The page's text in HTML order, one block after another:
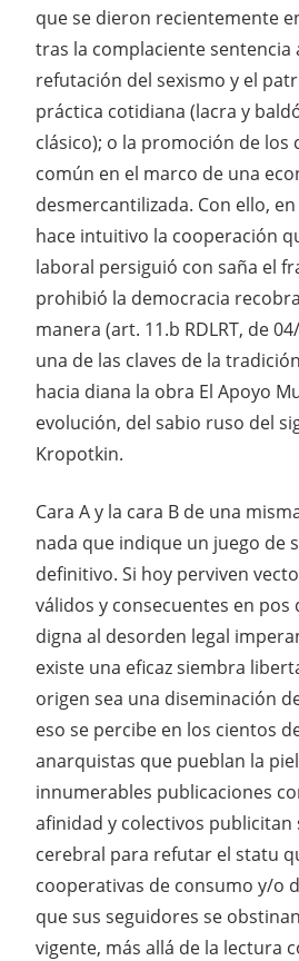
que se dieron recientemente
tras la complaciente sentencia
refutación del sexismo y el
práctica cotidiana (lacra y
clásico); o la promoción de los
común en el marco de una
desmercantilizada. Con ello,
hace intuitivo la cooperación
laboral persiguió con saña el
prohibió la democracia
manera (art. 11.b RDLRT, de
una de las claves de la
hacia diana la obra El Apoyo
evolución, del sabio ruso del
Kropotkin.
Cara A y la cara B de una
nada que indique un juego de
definitivo. Si hoy perviven
válidos y consecuentes en pos
digna al desorden legal
existe una eficaz siembra
origen sea una diseminación
eso se percibe en los cientos
anarquistas que pueblan la
innumerables publicaciones
afinidad y colectivos publicitan
cerebral para refutar el statu
cooperativas de consumo y/o
que sus seguidores se
vigente, más allá de la lectura